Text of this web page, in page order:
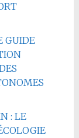
GUIDE
: LE